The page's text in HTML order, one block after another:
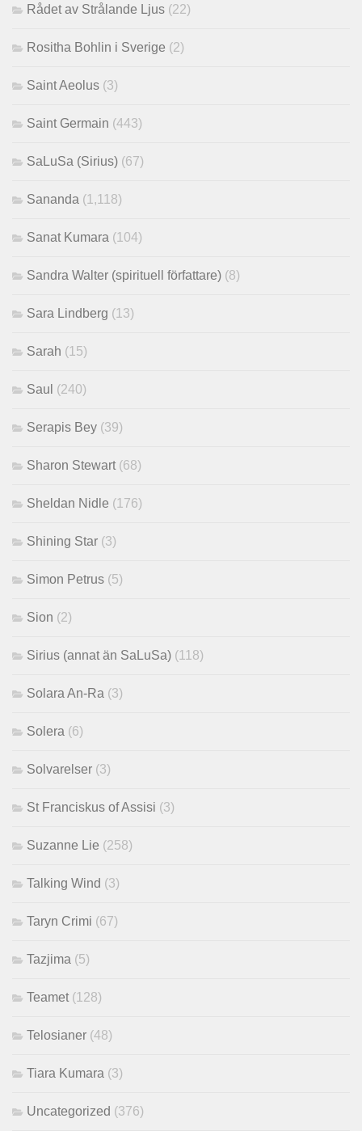
Rådet av Strålande Ljus (22)
Rositha Bohlin i Sverige (2)
Saint Aeolus (3)
Saint Germain (443)
SaLuSa (Sirius) (67)
Sananda (1,118)
Sanat Kumara (104)
Sandra Walter (spirituell författare) (8)
Sara Lindberg (13)
Sarah (15)
Saul (240)
Serapis Bey (39)
Sharon Stewart (68)
Sheldan Nidle (176)
Shining Star (3)
Simon Petrus (5)
Sion (2)
Sirius (annat än SaLuSa) (118)
Solara An-Ra (3)
Solera (6)
Solvarelser (3)
St Franciskus of Assisi (3)
Suzanne Lie (258)
Talking Wind (3)
Taryn Crimi (67)
Tazjima (5)
Teamet (128)
Telosianer (48)
Tiara Kumara (3)
Uncategorized (376)